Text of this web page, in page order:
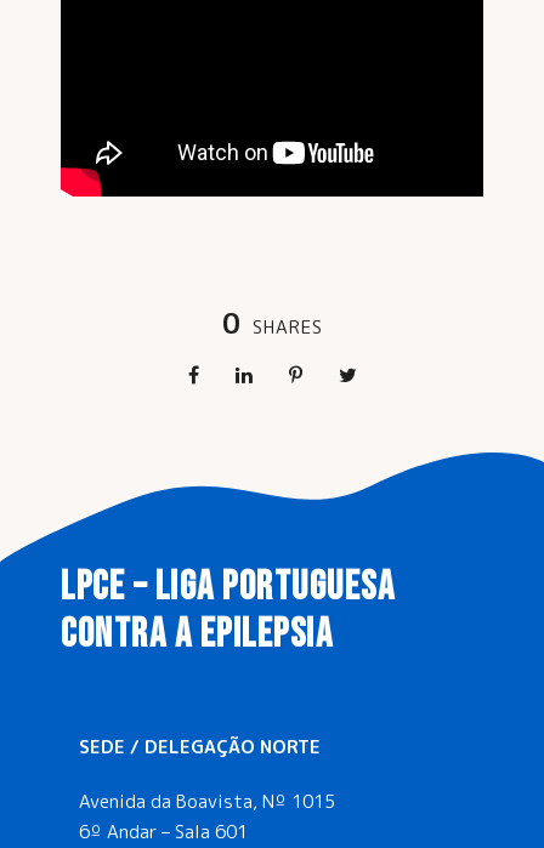
0 SHARES
LPCE – LIGA PORTUGUESA
CONTRA A EPILEPSIA
SEDE / DELEGAÇÃO NORTE
Avenida da Boavista, Nº 1015
6º Andar – Sala 601